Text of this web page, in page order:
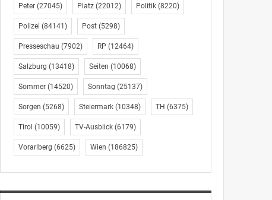
Peter(27045) Platz(22012) Politik(8220)
Polizei (84141) Post(5298)
Presseschau (7902) RP (12464)
Salzburg (13418) Seiten (10068)
Sommer(14520) Sonntag (25137)
Sorgen (5268) Steiermark(10348) TH (6375)
Tirol (10059) TV-Ausblick(6179)
Vorarlberg (6625) Wien (186825)